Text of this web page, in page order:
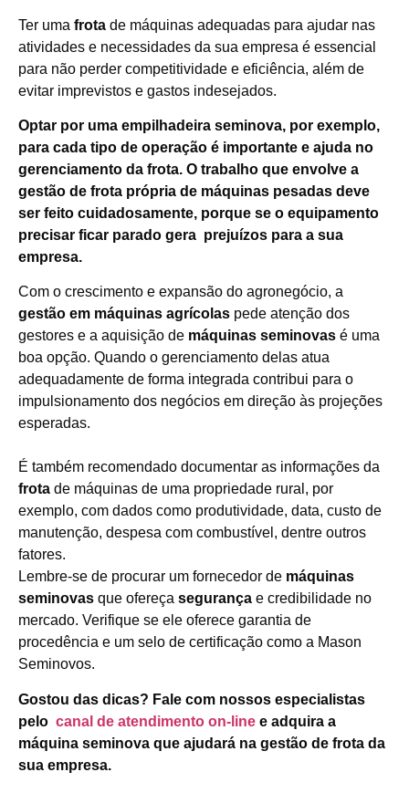
Ter uma frota de máquinas adequadas para ajudar nas
atividades e necessidades da sua empresa é essencial
para não perder competitividade e eficiência, além de
evitar imprevistos e gastos indesejados.
Optar por uma empilhadeira seminova, por exemplo,
para cada tipo de operação é importante e ajuda no
gerenciamento da frota. O trabalho que envolve a
gestão de frota própria de máquinas pesadas deve
ser feito cuidadosamente, porque se o equipamento
precisar ficar parado gera prejuízos para a sua
empresa.
Com o crescimento e expansão do agronegócio, a
gestão em máquinas agrícolas pede atenção dos
gestores e a aquisição de máquinas seminovas é uma
boa opção. Quando o gerenciamento delas atua
adequadamente de forma integrada contribui para o
impulsionamento dos negócios em direção às projeções
esperadas.
É também recomendado documentar as informações da
frota de máquinas de uma propriedade rural, por
exemplo, com dados como produtividade, data, custo de
manutenção, despesa com combustível, dentre outros
fatores.
Lembre-se de procurar um fornecedor de máquinas
seminovas que ofereça segurança e credibilidade no
mercado. Verifique se ele oferece garantia de
procedência e um selo de certificação como a Mason
Seminovos.
Gostou das dicas? Fale com nossos especialistas
pelo canal de atendimento on-line e adquira a
máquina seminova que ajudará na gestão de frota da
sua empresa.